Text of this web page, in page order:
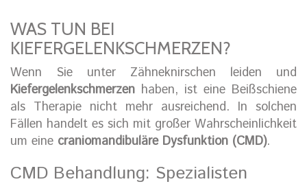
WAS TUN BEI
KIEFERGELENKSCHMERZEN?
Wenn Sie unter Zähneknirschen leiden und
Kiefergelenkschmerzen haben, ist eine Beißschiene
als Therapie nicht mehr ausreichend. In solchen
Fällen handelt es sich mit großer Wahrscheinlichkeit
um eine craniomandibuläre Dysfunktion (CMD).
CMD Behandlung: Spezialisten